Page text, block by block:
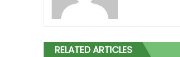
RELATED ARTICLES